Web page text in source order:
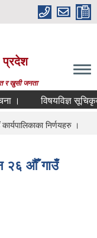
प्रदेश
र खुसी जनता
विषयविज्ञ
निर्णयहरु ।
२६ औँ गाउँ